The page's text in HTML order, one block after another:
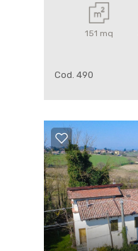
151 mq
Cod. 490